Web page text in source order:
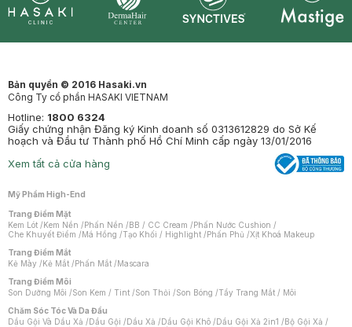
Bản quyền © 2016 Hasaki.vn
Công Ty cổ phần HASAKI VIETNAM
Hotline: 1800 6324
Giấy chứng nhận Đăng ký Kinh doanh số 0313612829 do Sở Kế
hoạch và Đầu tư Thành phố Hồ Chí Minh cấp ngày 13/01/2016
Xem tất cả cửa hàng
Mỹ Phẩm High-End
Trang Điểm Mặt
Kem Lót /Kem Nền /Phấn Nền /BB / CC Cream /Phấn Nước Cushion /
Che Khuyết Điểm /Má Hồng /Tạo Khối / Highlight /Phấn Phủ /Xịt Khoá Makeup
Trang Điểm Mắt
Kẻ Mày /Kẻ Mắt /Phấn Mắt /Mascara
Trang Điểm Môi
Son Dưỡng Môi /Son Kem / Tint /Son Thỏi /Son Bóng /Tẩy Trang Mắt / Môi
Chăm Sóc Tóc Và Da Đầu
Dầu Gội Và Dầu Xả /Dầu Gội /Dầu Xả /Dầu Gội Khô /Dầu Gội Xả 2in1 /Bộ Gội Xả /